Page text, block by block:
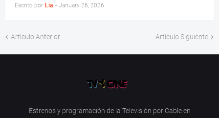
Escrito por Lia - January 26, 2026
Artículo Anterior Artículo Siguiente
Estrenos y programación de la Televisión por Cable en